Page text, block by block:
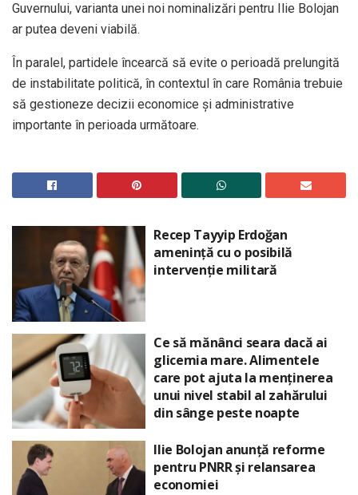
Guvernului, varianta unei noi nominalizări pentru Ilie Bolojan
ar putea deveni viabilă.
În paralel, partidele încearcă să evite o perioadă prelungită
de instabilitate politică, în contextul în care România trebuie
să gestioneze decizii economice și administrative
importante în perioada următoare.
Recep Tayyip Erdoğan
amenință cu o posibilă
intervenție militară
Ce să mănânci seara dacă ai
glicemia mare. Alimentele
care pot ajuta la menținerea
unui nivel stabil al zahărului
din sânge peste noapte
Ilie Bolojan anunță reforme
pentru PNRR și relansarea
economiei